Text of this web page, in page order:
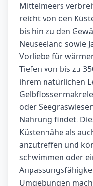
Mittelmeers
reicht von den
bis hin zu den
Neuseeland sowie
Vorliebe für
Tiefen von bis zu
ihrem natürlichen
oder
Nahrung findet.
Küstennähe als
anzutreffen und
schwimmen oder
Umgebungen